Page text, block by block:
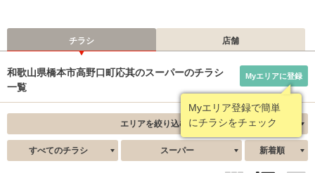
チラシ 店舗
和歌山県橋本市高野口町応其のスーパーのチラシ
一覧
Myエリア登録で簡単
にチラシをチェック
Myエリアに登録
エリアを絞り込む
すべてのチラシ スーパー 新着順